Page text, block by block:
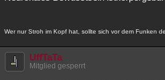
Wer nur Stroh im Kopf hat, sollte sich vor dem Funken
UffTaTa
Mitglied gesperrt